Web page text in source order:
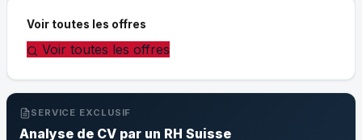
Voir toutes les offres
Voir toutes les offres
SERVICE EXCLUSIF
Analyse de CV par un RH Suisse